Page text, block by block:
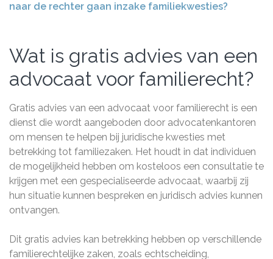
naar de rechter gaan inzake familiekwesties?
Wat is gratis advies van een
advocaat voor familierecht?
Gratis advies van een advocaat voor familierecht is een
dienst die wordt aangeboden door advocatenkantoren
om mensen te helpen bij juridische kwesties met
betrekking tot familiezaken. Het houdt in dat individuen
de mogelijkheid hebben om kosteloos een consultatie te
krijgen met een gespecialiseerde advocaat, waarbij zij
hun situatie kunnen bespreken en juridisch advies kunnen
ontvangen.
Dit gratis advies kan betrekking hebben op verschillende
familierechtelijke zaken, zoals echtscheiding,